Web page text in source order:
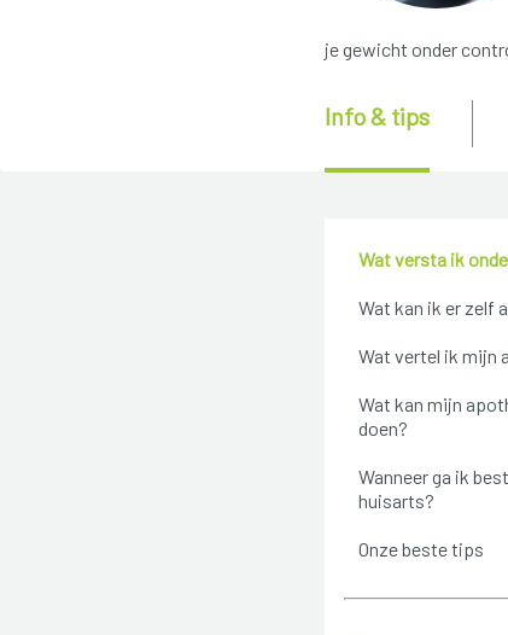
je gewicht onder
Wat versta ik
Wat kan ik er zelf
Wat vertel ik mijn
Wat kan mijn
doen?
Wanneer ga ik
huisarts?
Onze beste tips
Info & tips